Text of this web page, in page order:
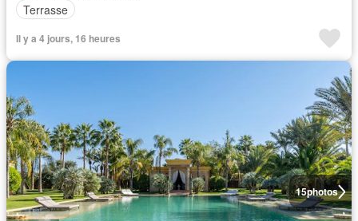
Terrasse
Il y a 4 jours, 16 heures
15photos